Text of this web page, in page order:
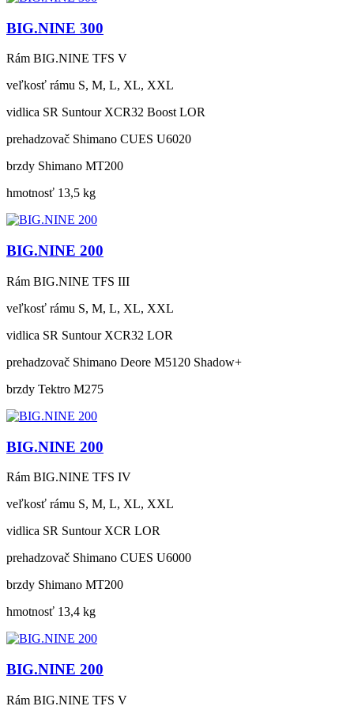
BIG.NINE 300
Rám BIG.NINE TFS V
veľkosť rámu S, M, L, XL, XXL
vidlica SR Suntour XCR32 Boost LOR
prehadzovač Shimano CUES U6020
brzdy Shimano MT200
hmotnosť 13,5 kg
BIG.NINE 200
Rám BIG.NINE TFS III
veľkosť rámu S, M, L, XL, XXL
vidlica SR Suntour XCR32 LOR
prehadzovač Shimano Deore M5120 Shadow+
brzdy Tektro M275
BIG.NINE 200
Rám BIG.NINE TFS IV
veľkosť rámu S, M, L, XL, XXL
vidlica SR Suntour XCR LOR
prehadzovač Shimano CUES U6000
brzdy Shimano MT200
hmotnosť 13,4 kg
BIG.NINE 200
Rám BIG.NINE TFS V